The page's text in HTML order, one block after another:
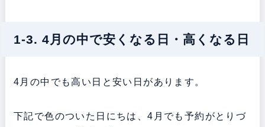
1-3. 4月の中で安くなる日・高くなる日
4月の中でも高い日と安い日があります。
下記で色のついた日にちは、4月でも予約がとりづ